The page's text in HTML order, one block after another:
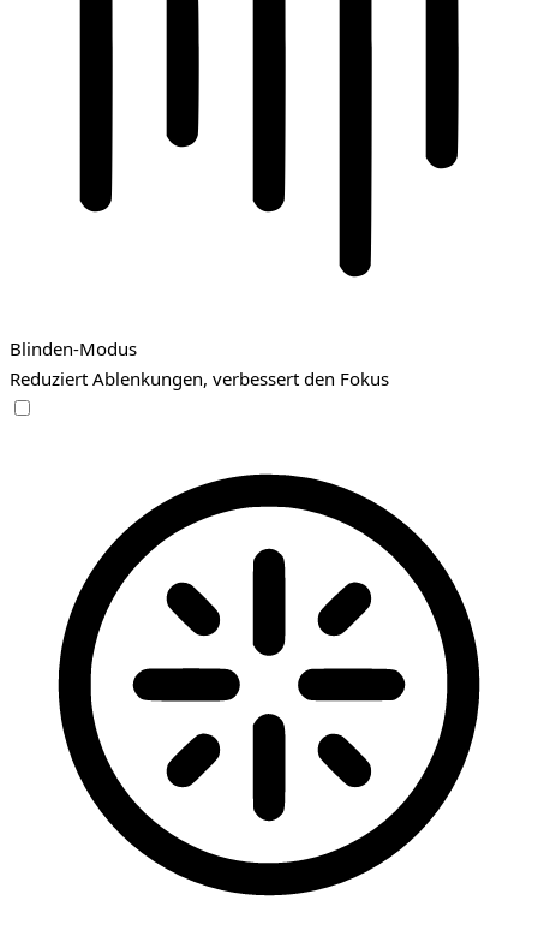
Blinden-Modus
Reduziert Ablenkungen, verbessert den Fokus